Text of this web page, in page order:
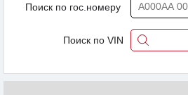
Поиск по гос.номеру
Поиск по VIN